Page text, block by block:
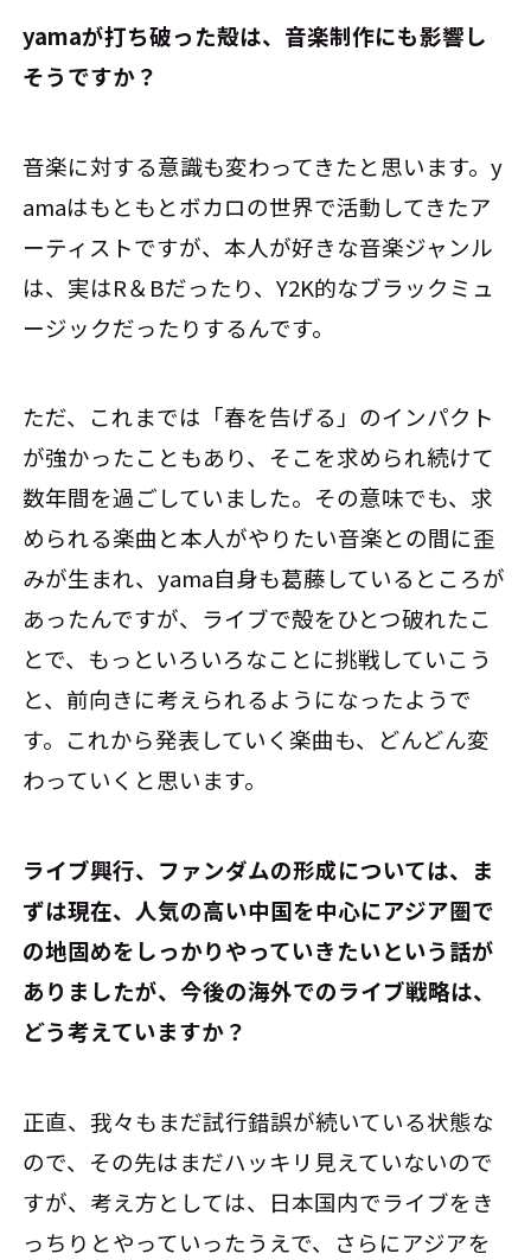
――yamaが打ち破った殻は、音楽制作にも影響し
そうですか？
音楽に対する意識も変わってきたと思います。y
amaはもともとボカロの世界で活動してきたア
ーティストですが、本人が好きな音楽ジャンル
は、実はR＆Bだったり、Y2K的なブラックミュ
ージックだったりするんです。
ただ、これまでは「春を告げる」のインパクト
が強かったこともあり、そこを求められ続けて
数年間を過ごしていました。その意味でも、求
められる楽曲と本人がやりたい音楽との間に歪
みが生まれ、yama自身も葛藤しているところが
あったんですが、ライブで殻をひとつ破れたこ
とで、もっといろいろなことに挑戦していこう
と、前向きに考えられるようになったようで
す。これから発表していく楽曲も、どんどん変
わっていくと思います。
――ライブ興行、ファンダムの形成については、ま
ずは現在、人気の高い中国を中心にアジア圏で
の地固めをしっかりやっていきたいという話が
ありましたが、今後の海外でのライブ戦略は、
どう考えていますか？
正直、我々もまだ試行錯誤が続いている状態な
ので、その先はまだハッキリ見えていないので
すが、考え方としては、日本国内でライブをき
っちりとやっていったうえで、さらにアジアを